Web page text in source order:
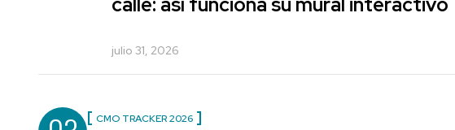
julio 31, 2026
CMO TRACKER 2026